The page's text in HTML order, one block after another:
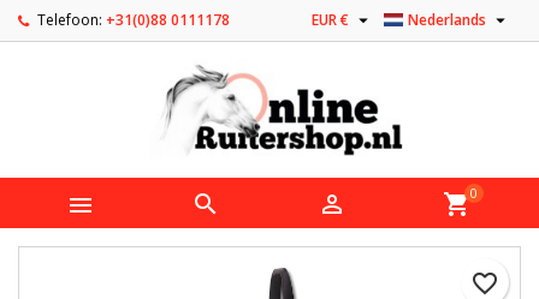
Telefoon: +31(0)88 0111178 Nederlands 
EUR € 
   shopping_cart0
favorite_border